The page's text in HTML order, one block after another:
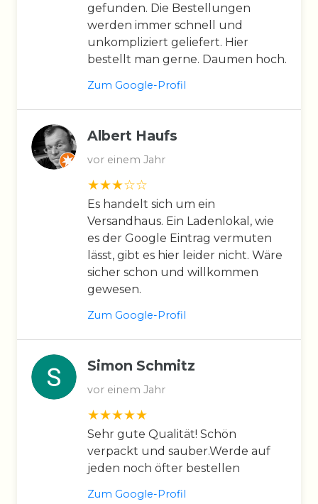
gefunden. Die Bestellungen
werden immer schnell und
unkompliziert geliefert. Hier
bestellt man gerne. Daumen hoch.
Zum Google-Profil
Albert Haufs
vor einem Jahr
Es handelt sich um ein
Versandhaus. Ein Ladenlokal, wie
es der Google Eintrag vermuten
lässt, gibt es hier leider nicht. Wäre
sicher schon und willkommen
gewesen.
Zum Google-Profil
Simon Schmitz
vor einem Jahr
Sehr gute Qualität! Schön
verpackt und sauber.Werde auf
jeden noch öfter bestellen
Zum Google-Profil